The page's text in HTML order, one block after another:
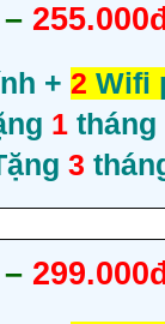
–
+ 2 Wifi
1 tháng
3
–